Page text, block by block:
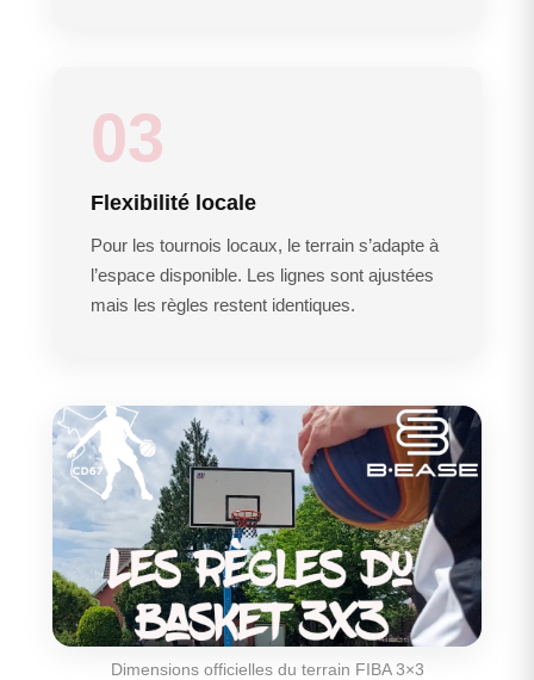
03
Flexibilité locale
Pour les tournois locaux, le terrain s’adapte à
l’espace disponible. Les lignes sont ajustées
mais les règles restent identiques.
Dimensions officielles du terrain FIBA 3×3